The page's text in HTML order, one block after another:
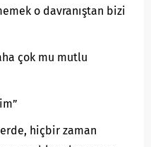
o davranıştan bizi
çok mu mutlu
hiçbir zaman